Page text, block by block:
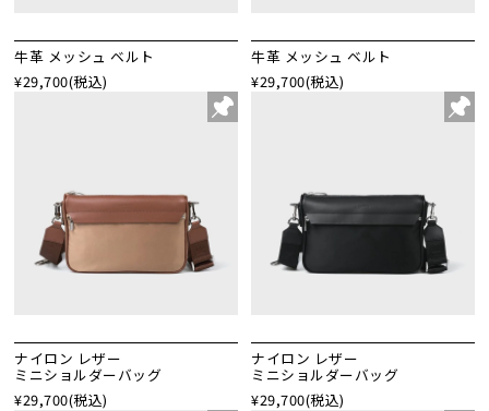
牛革 メッシュ ベルト
¥29,700(税込)
牛革 メッシュ ベルト
¥29,700(税込)
ナイロン レザー
ミニショルダーバッグ
¥29,700(税込)
ナイロン レザー
ミニショルダーバッグ
¥29,700(税込)